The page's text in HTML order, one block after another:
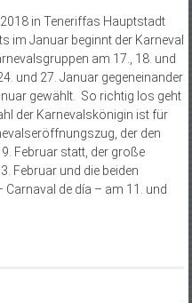
in Teneriffas Hauptstadt
im Januar beginnt der Karneval
am 17., 18. und
und 27. Januar gegeneinander
gewählt. So richtig los geht
der Karnevalskönigin ist für
der den
Februar statt, der große
Februar und die beiden
de día – am 11. und